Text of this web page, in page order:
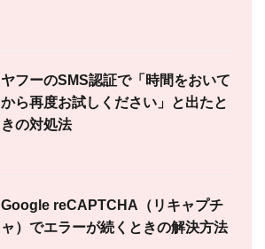
ヤフーのSMS認証で「時間をおいて
から再度お試しください」と出たと
きの対処法
Google reCAPTCHA（リキャプチ
ャ）でエラーが続くときの解決方法